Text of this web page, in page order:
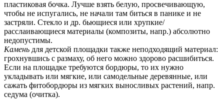
пластиковая бочка. Лучше взять белую, просвечивающую,
чтобы не испугались, не начали там биться в панике и не
застряли. Стекло и др. бьющиеся или хрупкие/
расслаивающиеся материалы (композиты, напр.) абсолютно
недопустимы.
Камень для детской площадки также неподходящий материал:
грохнувшись с размаху, об него можно здорово расшибиться.
Если на площадке требуются бордюры, то их нужно
укладывать или мягкие, или самодельные деревянные, или
сажать фитобордюры из мягких выносливых растений, напр.
седума (очитка).